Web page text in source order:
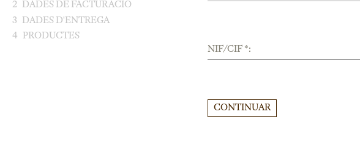
2
DADES DE FACTURACIÓ
3
DADES D'ENTREGA
4
PRODUCTES
NIF/CIF *:
CONTINUAR